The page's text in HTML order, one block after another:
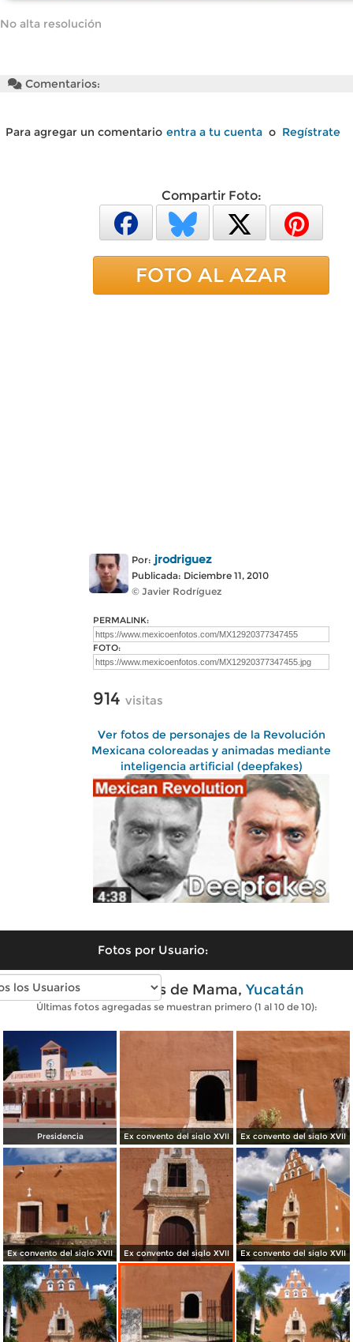
No alta resolución
Comentarios:
Para agregar un comentario entra a tu cuenta o Regístrate
Compartir Foto:
FOTO AL AZAR
Por: jrodriguez
Publicada: Diciembre 11, 2010
© Javier Rodríguez
PERMALINK:
FOTO:
914 visitas
Ver fotos de personajes de la Revolución
Mexicana coloreadas y animadas mediante
inteligencia artificial (deepfakes)
Fotos por Usuario:
Fotos modernas de Mama, Yucatán
Últimas fotos agregadas se muestran primero (1 al 10 de 10):
Presidencia Ex convento del siglo XVII Ex convento del siglo XVII
Ex convento del siglo XVII Ex convento del siglo XVII Ex convento del siglo XVII